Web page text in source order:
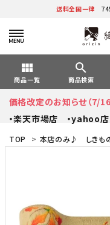
送料全国一律
view_module
商品一覧
search
商品検索
価格改定のお知らせ（7/16
・楽天市場店
・yahoo店
TOP > 本店のみ♪ しきも